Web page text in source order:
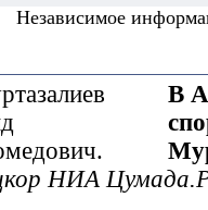
Независимое
В
НИА